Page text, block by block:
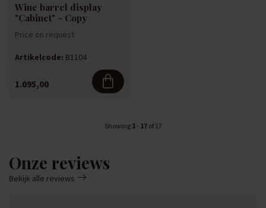
Wine barrel display
"Cabinet" - Copy
Price on request
Wine barrel display cabinet
Artikelcode: B1104
1.095,00
Showing 1- 17of 17
Onze reviews
Bekijk alle reviews